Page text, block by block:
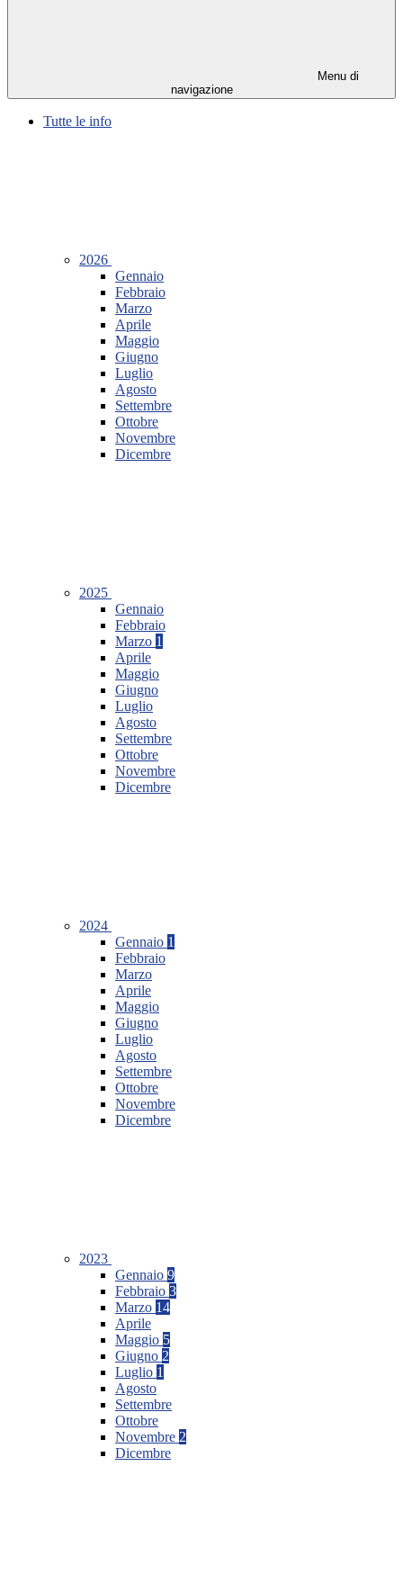
Menu di
navigazione
Tutte le info
2026
Gennaio
Febbraio
Marzo
Aprile
Maggio
Giugno
Luglio
Agosto
Settembre
Ottobre
Novembre
Dicembre
2025
Gennaio
Febbraio
Marzo 1
Aprile
Maggio
Giugno
Luglio
Agosto
Settembre
Ottobre
Novembre
Dicembre
2024
Gennaio 1
Febbraio
Marzo
Aprile
Maggio
Giugno
Luglio
Agosto
Settembre
Ottobre
Novembre
Dicembre
2023
Gennaio 9
Febbraio 3
Marzo 14
Aprile
Maggio 5
Giugno 2
Luglio 1
Agosto
Settembre
Ottobre
Novembre 2
Dicembre